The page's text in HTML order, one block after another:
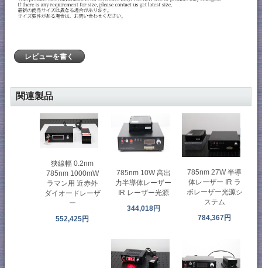
レビューを書く
関連製品
狭線幅 0.2nm
785nm 1000mW
ラマン用 近赤外
ダイオードレーザ
ー
552,425円
785nm 10W 高出
力半導体レーザー
IR レーザー光源
344,018円
785nm 27W 半導
体レーザー IR ラ
ボレーザー光源シ
ステム
784,367円